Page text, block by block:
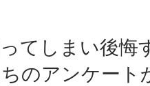
てしまい後悔
のアンケート